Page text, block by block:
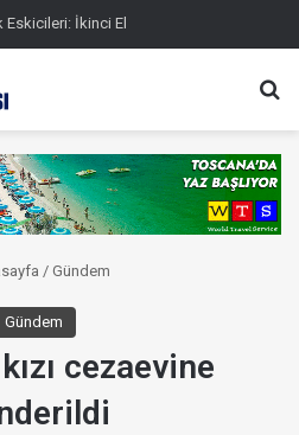
Eskicileri: İkinci El
/ Gündem
Gündem
cezaevine